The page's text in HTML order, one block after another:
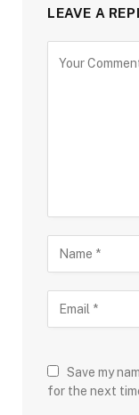
LEAVE A
Save my
for the next